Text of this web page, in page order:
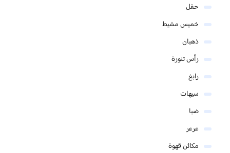
حقل
خميس مشيط
ذهبان
رأس تنورة
رابغ
سيهات
ضبا
عرعر
مكائن قهوة